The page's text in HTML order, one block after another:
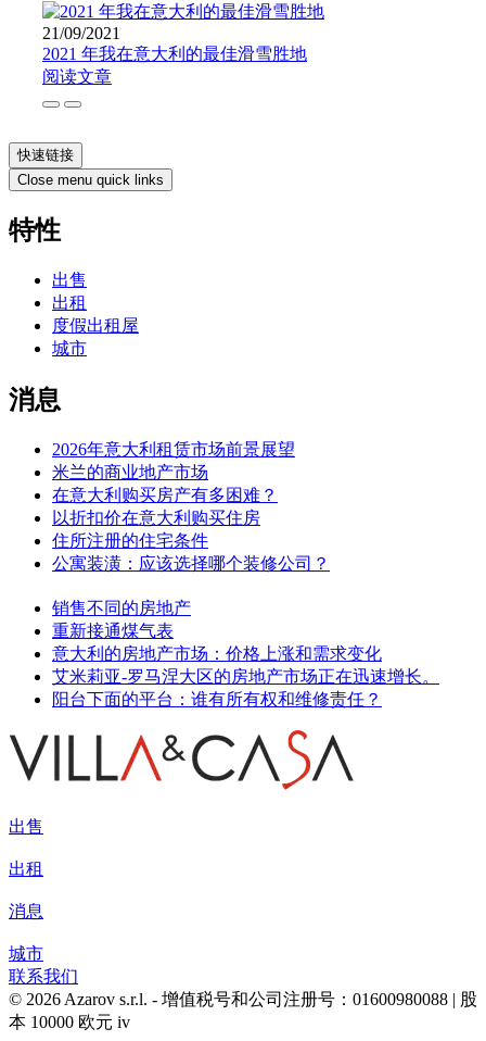
21/09/2021
2021 年我在意大利的最佳滑雪胜地
阅读文章
快速链接
Close menu quick links
特性
出售
出租
度假出租屋
城市
消息
2026年意大利租赁市场前景展望
米兰的商业地产市场
在意大利购买房产有多困难？
以折扣价在意大利购买住房
住所注册的住宅条件
公寓装潢：应该选择哪个装修公司？
销售不同的房地产
重新接通煤气表
意大利的房地产市场：价格上涨和需求变化
艾米莉亚-罗马涅大区的房地产市场正在迅速增长。
阳台下面的平台：谁有所有权和维修责任？
出售
出租
消息
城市
联系我们
© 2026 Azarov s.r.l. - 增值税号和公司注册号：01600980088 | 股
本 10000 欧元 iv